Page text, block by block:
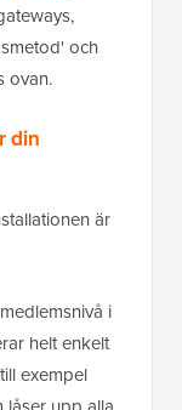
och
ovan.
din
är
i
helt enkelt
exempel